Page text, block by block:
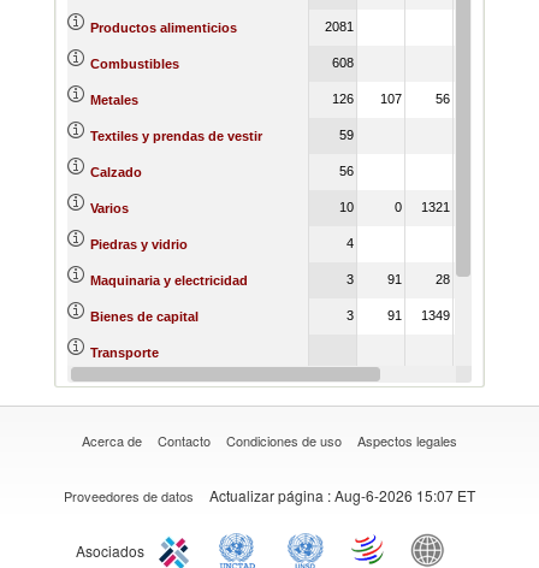
Productos alimenticios 2081
Combustibles 608
Metales 126 107 56
Textiles y prendas de vestir 59
Calzado 56
Varios 10 0 1321
Piedras y vidrio 4
Maquinaria y electricidad 3 91 28
Bienes de capital 3 91 1349
Transporte
Reino vegetal 0
Acerca de Contacto Condiciones de uso Aspectos legales
Proveedores de datos Actualizar página : Aug-6-2026 15:07 ET
Asociados